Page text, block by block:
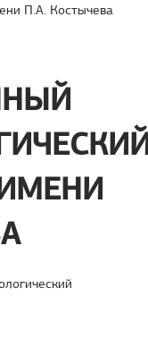
П.А. Костычева